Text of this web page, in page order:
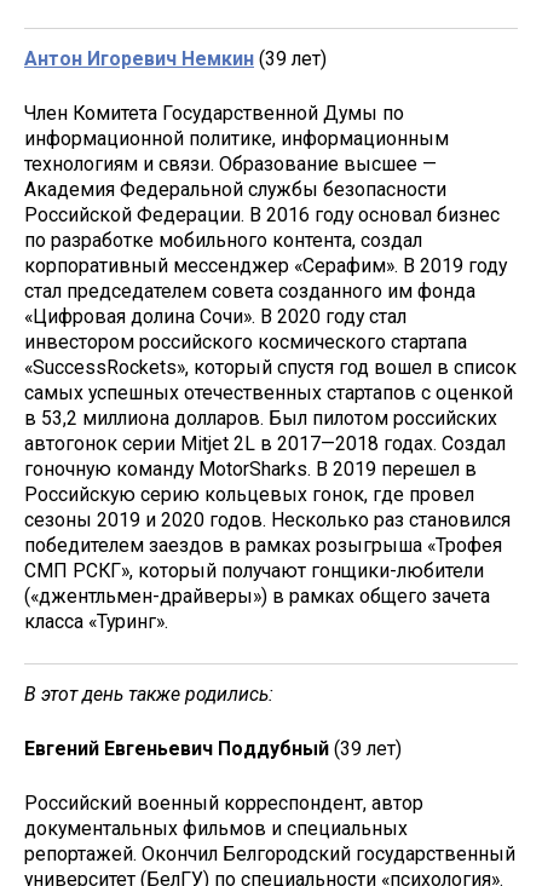
Антон Игоревич Немкин (39 лет)
Член Комитета Государственной Думы по
информационной политике, информационным
технологиям и связи. Образование высшее —
Академия Федеральной службы безопасности
Российской Федерации. В 2016 году основал бизнес
по разработке мобильного контента, создал
корпоративный мессенджер «Серафим». В 2019 году
стал председателем совета созданного им фонда
«Цифровая долина Сочи». В 2020 году стал
инвестором российского космического стартапа
«SuccessRockets», который спустя год вошел в список
самых успешных отечественных стартапов с оценкой
в 53,2 миллиона долларов. Был пилотом российских
автогонок серии Mitjet 2L в 2017—2018 годах. Создал
гоночную команду MotorSharks. В 2019 перешел в
Российскую серию кольцевых гонок, где провел
сезоны 2019 и 2020 годов. Несколько раз становился
победителем заездов в рамках розыгрыша «Трофея
СМП РСКГ», который получают гонщики-любители
(«джентльмен-драйверы») в рамках общего зачета
класса «Туринг».
В этот день также родились:
Евгений Евгеньевич Пoддубный (39 лет)
Российский военный корреспондент, автор
документальных фильмов и специальных
репортажей. Окончил Белгородский государственный
университет (БелГУ) по специальности «психология».